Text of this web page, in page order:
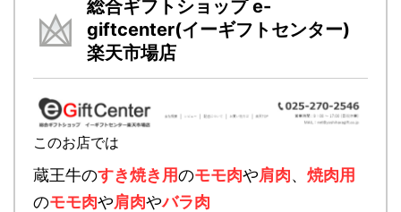
総合ギフトショップ e-
giftcenter(イーギフトセンター)
楽天市場店
このお店では
蔵王牛のすき焼き用のモモ肉や肩肉、 焼肉用
のモモ肉や肩肉やバラ肉